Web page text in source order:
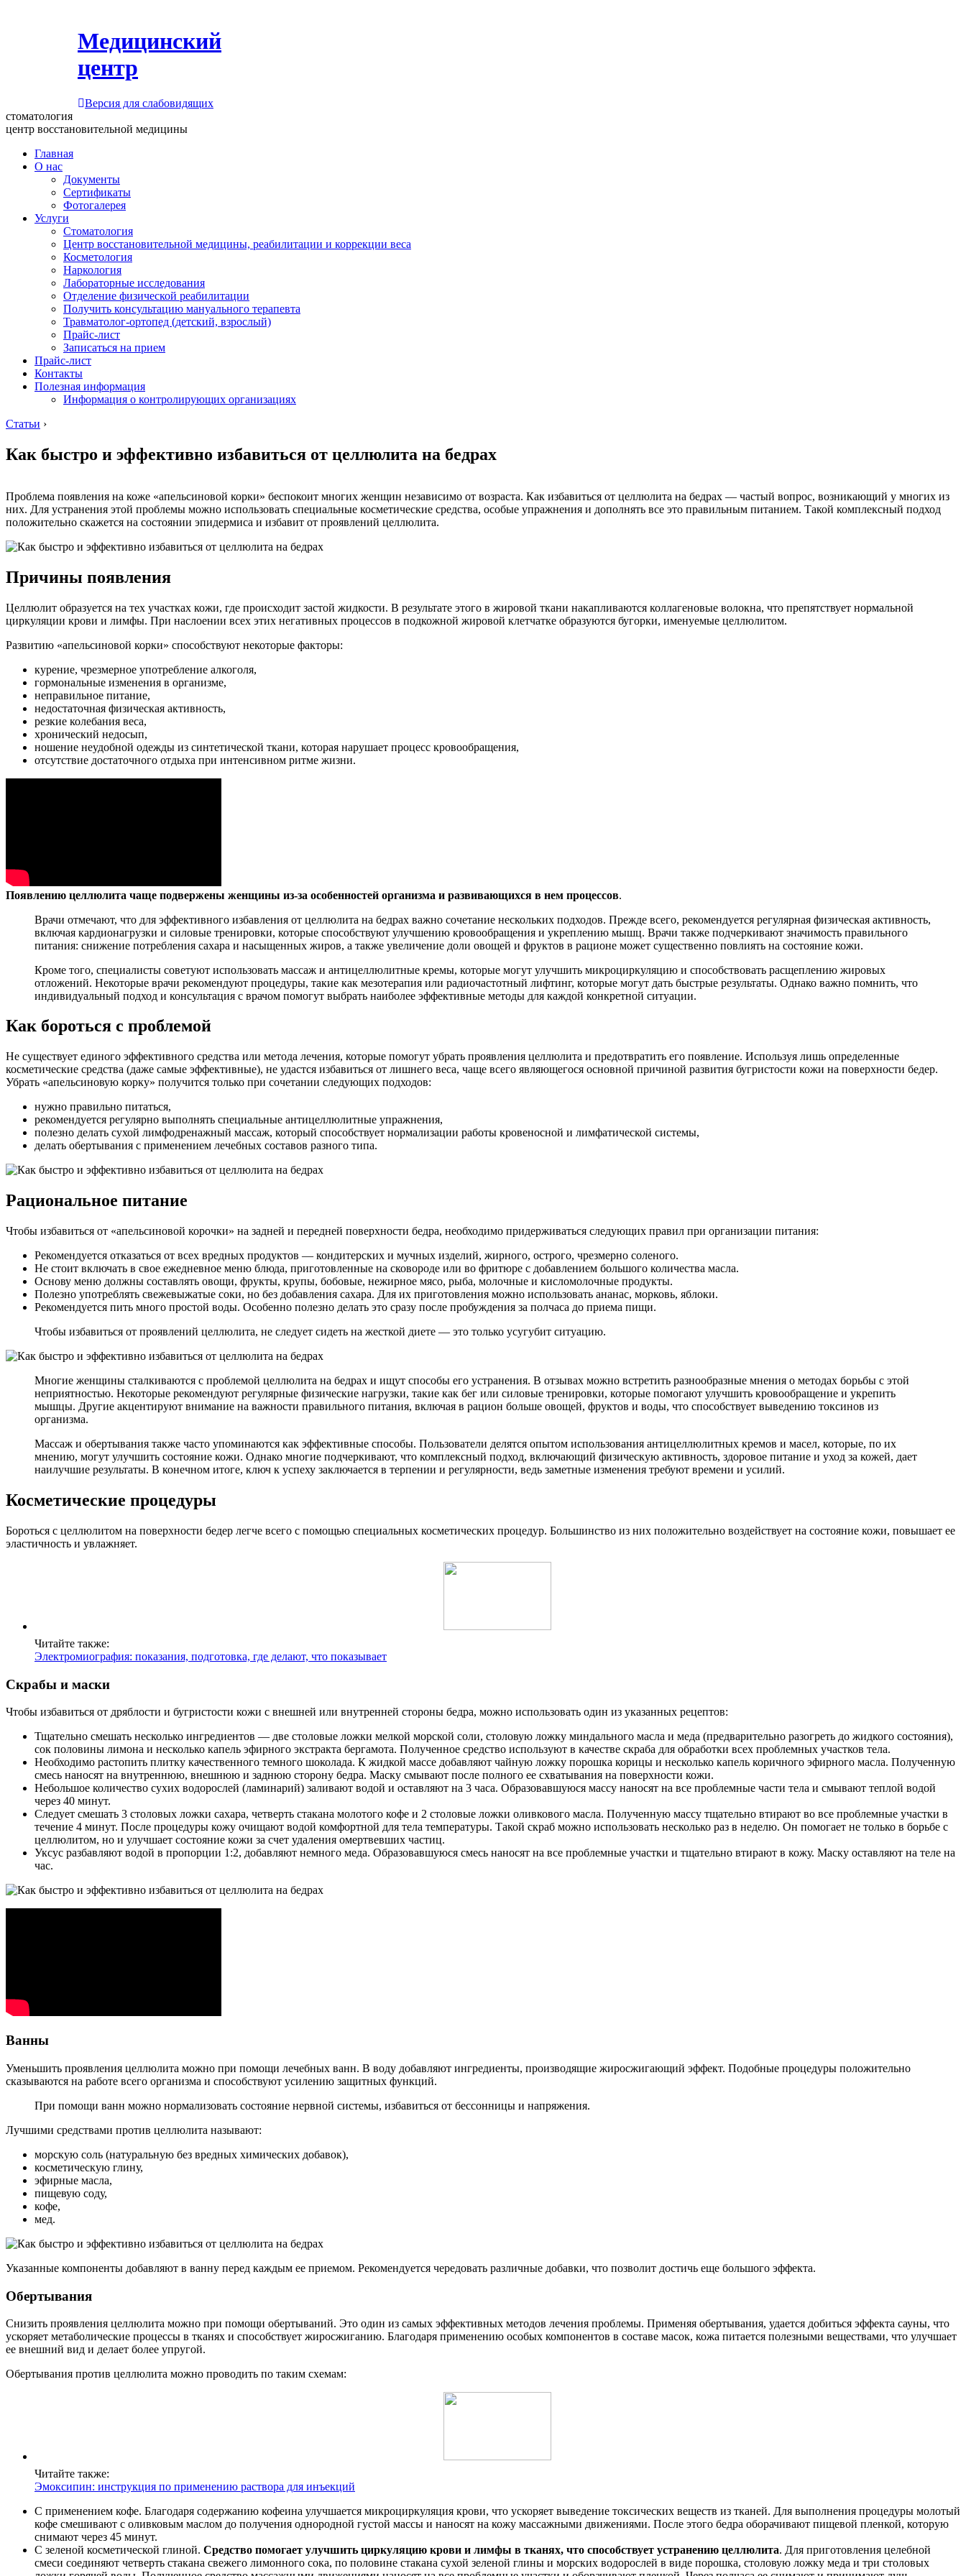
Медицинский
центр
Версия для слабовидящих
стоматология
центр восстановительной медицины
Главная
О нас
Документы
Сертификаты
Фотогалерея
Услуги
Стоматология
Центр восстановительной медицины, реабилитации и коррекции веса
Косметология
Наркология
Лабораторные исследования
Отделение физической реабилитации
Получить консультацию мануального терапевта
Травматолог-ортопед (детский, взрослый)
Прайс-лист
Записаться на прием
Прайс-лист
Контакты
Полезная информация
Информация о контролирующих организациях
Статьи ›
Как быстро и эффективно избавиться от целлюлита на бедрах
Проблема появления на коже «апельсиновой корки» беспокоит многих женщин независимо от возраста. Как избавиться от целлюлита на бедрах — частый вопрос, возникающий у многих из
них. Для устранения этой проблемы можно использовать специальные косметические средства, особые упражнения и дополнять все это правильным питанием. Такой комплексный подход
положительно скажется на состоянии эпидермиса и избавит от проявлений целлюлита.
Причины появления
Целлюлит образуется на тех участках кожи, где происходит застой жидкости. В результате этого в жировой ткани накапливаются коллагеновые волокна, что препятствует нормальной
циркуляции крови и лимфы. При наслоении всех этих негативных процессов в подкожной жировой клетчатке образуются бугорки, именуемые целлюлитом.
Развитию «апельсиновой корки» способствуют некоторые факторы:
курение, чрезмерное употребление алкоголя,
гормональные изменения в организме,
неправильное питание,
недостаточная физическая активность,
резкие колебания веса,
хронический недосып,
ношение неудобной одежды из синтетической ткани, которая нарушает процесс кровообращения,
отсутствие достаточного отдыха при интенсивном ритме жизни.
Появлению целлюлита чаще подвержены женщины из-за особенностей организма и развивающихся в нем процессов.
Врачи отмечают, что для эффективного избавления от целлюлита на бедрах важно сочетание нескольких подходов. Прежде всего, рекомендуется регулярная физическая активность,
включая кардионагрузки и силовые тренировки, которые способствуют улучшению кровообращения и укреплению мышц. Врачи также подчеркивают значимость правильного
питания: снижение потребления сахара и насыщенных жиров, а также увеличение доли овощей и фруктов в рационе может существенно повлиять на состояние кожи.
Кроме того, специалисты советуют использовать массаж и антицеллюлитные кремы, которые могут улучшить микроциркуляцию и способствовать расщеплению жировых
отложений. Некоторые врачи рекомендуют процедуры, такие как мезотерапия или радиочастотный лифтинг, которые могут дать быстрые результаты. Однако важно помнить, что
индивидуальный подход и консультация с врачом помогут выбрать наиболее эффективные методы для каждой конкретной ситуации.
Как бороться с проблемой
Не существует единого эффективного средства или метода лечения, которые помогут убрать проявления целлюлита и предотвратить его появление. Используя лишь определенные
косметические средства (даже самые эффективные), не удастся избавиться от лишнего веса, чаще всего являющегося основной причиной развития бугристости кожи на поверхности бедер.
Убрать «апельсиновую корку» получится только при сочетании следующих подходов:
нужно правильно питаться,
рекомендуется регулярно выполнять специальные антицеллюлитные упражнения,
полезно делать сухой лимфодренажный массаж, который способствует нормализации работы кровеносной и лимфатической системы,
делать обертывания с применением лечебных составов разного типа.
Рациональное питание
Чтобы избавиться от «апельсиновой корочки» на задней и передней поверхности бедра, необходимо придерживаться следующих правил при организации питания:
Рекомендуется отказаться от всех вредных продуктов — кондитерских и мучных изделий, жирного, острого, чрезмерно соленого.
Не стоит включать в свое ежедневное меню блюда, приготовленные на сковороде или во фритюре с добавлением большого количества масла.
Основу меню должны составлять овощи, фрукты, крупы, бобовые, нежирное мясо, рыба, молочные и кисломолочные продукты.
Полезно употреблять свежевыжатые соки, но без добавления сахара. Для их приготовления можно использовать ананас, морковь, яблоки.
Рекомендуется пить много простой воды. Особенно полезно делать это сразу после пробуждения за полчаса до приема пищи.
Чтобы избавиться от проявлений целлюлита, не следует сидеть на жесткой диете — это только усугубит ситуацию.
Многие женщины сталкиваются с проблемой целлюлита на бедрах и ищут способы его устранения. В отзывах можно встретить разнообразные мнения о методах борьбы с этой
неприятностью. Некоторые рекомендуют регулярные физические нагрузки, такие как бег или силовые тренировки, которые помогают улучшить кровообращение и укрепить
мышцы. Другие акцентируют внимание на важности правильного питания, включая в рацион больше овощей, фруктов и воды, что способствует выведению токсинов из
организма.
Массаж и обертывания также часто упоминаются как эффективные способы. Пользователи делятся опытом использования антицеллюлитных кремов и масел, которые, по их
мнению, могут улучшить состояние кожи. Однако многие подчеркивают, что комплексный подход, включающий физическую активность, здоровое питание и уход за кожей, дает
наилучшие результаты. В конечном итоге, ключ к успеху заключается в терпении и регулярности, ведь заметные изменения требуют времени и усилий.
Косметические процедуры
Бороться с целлюлитом на поверхности бедер легче всего с помощью специальных косметических процедур. Большинство из них положительно воздействует на состояние кожи, повышает ее
эластичность и увлажняет.
Читайте также:
Электромиография: показания, подготовка, где делают, что показывает
Скрабы и маски
Чтобы избавиться от дряблости и бугристости кожи с внешней или внутренней стороны бедра, можно использовать один из указанных рецептов:
Тщательно смешать несколько ингредиентов — две столовые ложки мелкой морской соли, столовую ложку миндального масла и меда (предварительно разогреть до жидкого состояния),
сок половины лимона и несколько капель эфирного экстракта бергамота. Полученное средство используют в качестве скраба для обработки всех проблемных участков тела.
Необходимо растопить плитку качественного темного шоколада. К жидкой массе добавляют чайную ложку порошка корицы и несколько капель коричного эфирного масла. Полученную
смесь наносят на внутреннюю, внешнюю и заднюю сторону бедра. Маску смывают после полного ее схватывания на поверхности кожи.
Небольшое количество сухих водорослей (ламинарий) заливают водой и оставляют на 3 часа. Образовавшуюся массу наносят на все проблемные части тела и смывают теплой водой
через 40 минут.
Следует смешать 3 столовых ложки сахара, четверть стакана молотого кофе и 2 столовые ложки оливкового масла. Полученную массу тщательно втирают во все проблемные участки в
течение 4 минут. После процедуры кожу очищают водой комфортной для тела температуры. Такой скраб можно использовать несколько раз в неделю. Он помогает не только в борьбе с
целлюлитом, но и улучшает состояние кожи за счет удаления омертвевших частиц.
Уксус разбавляют водой в пропорции 1:2, добавляют немного меда. Образовавшуюся смесь наносят на все проблемные участки и тщательно втирают в кожу. Маску оставляют на теле на
час.
Ванны
Уменьшить проявления целлюлита можно при помощи лечебных ванн. В воду добавляют ингредиенты, производящие жиросжигающий эффект. Подобные процедуры положительно
сказываются на работе всего организма и способствуют усилению защитных функций.
При помощи ванн можно нормализовать состояние нервной системы, избавиться от бессонницы и напряжения.
Лучшими средствами против целлюлита называют:
морскую соль (натуральную без вредных химических добавок),
косметическую глину,
эфирные масла,
пищевую соду,
кофе,
мед.
Указанные компоненты добавляют в ванну перед каждым ее приемом. Рекомендуется чередовать различные добавки, что позволит достичь еще большого эффекта.
Обертывания
Снизить проявления целлюлита можно при помощи обертываний. Это один из самых эффективных методов лечения проблемы. Применяя обертывания, удается добиться эффекта сауны, что
ускоряет метаболические процессы в тканях и способствует жиросжиганию. Благодаря применению особых компонентов в составе масок, кожа питается полезными веществами, что улучшает
ее внешний вид и делает более упругой.
Обертывания против целлюлита можно проводить по таким схемам:
Читайте также:
Эмоксипин: инструкция по применению раствора для инъекций
С применением кофе. Благодаря содержанию кофеина улучшается микроциркуляция крови, что ускоряет выведение токсических веществ из тканей. Для выполнения процедуры молотый
кофе смешивают с оливковым маслом до получения однородной густой массы и наносят на кожу массажными движениями. После этого бедра оборачивают пищевой пленкой, которую
снимают через 45 минут.
С зеленой косметической глиной. Средство помогает улучшить циркуляцию крови и лимфы в тканях, что способствует устранению целлюлита. Для приготовления целебной
смеси соединяют четверть стакана свежего лимонного сока, по половине стакана сухой зеленой глины и морских водорослей в виде порошка, столовую ложку меда и три столовых